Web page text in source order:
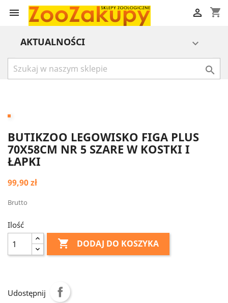
 shopping_cart

AKTUALNOŚCI 

BUTIKZOO LEGOWISKO FIGA PLUS
70X58CM NR 5 SZARE W KOSTKI I
ŁAPKI
99,90 zł
Brutto
Ilość
 DODAJ DO KOSZYKA
Udostępnij